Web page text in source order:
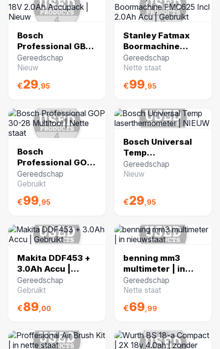
Bosch
Professional GBA
18V 2.0Ah
Accupack | Nieuw
Gereedschap
Nieuw
€29 ,95
Stanley Fatmax
Boormachine
FMC625 Incl
2.0Ah Acu |
Gebruikt
Gereedschap
Nette staat
€99 ,95
Bosch
Professional GOP
30-28 Multitool |
Nette staat
Gereedschap
Gebruikt
€99 ,95
Bosch Universal
Temp
laserthermometer
| NIEUW
Gereedschap
Nieuw
€29 ,95
Makita DDF453 +
3.0Ah Accu |
Gebruikt
Gereedschap
Gebruikt
€89 ,00
benning mm3
multimeter | in
nieuwstaat
Gereedschap
Nette staat
€69 ,99